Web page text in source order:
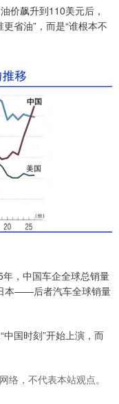
价飙升到110美元后，
省油”，而是“谁根本不
，中国车企全球总销量
本——后者汽车全球销量
国时刻”开始上演，而
络，不代表本站观点。